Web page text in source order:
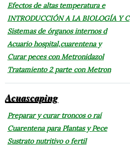
Efectos de altas temperatura e
INTRODUCCIÓN A LA BIOLOGÍA Y C
Sistemas de órganos internos d
Acuario hospital,cuarentena y
Curar peces con Metronidazol
Tratamiento 2 parte con Metron
Acuascaping
Preparar y curar troncos o raí
Cuarentena para Plantas y Pece
Sustrato nutritivo o fertil